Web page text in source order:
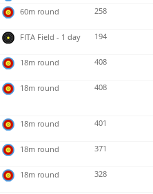
60m round 258
FITA Field - 1 day 194
18m round 408
18m round 408
18m round 401
18m round 371
18m round 328